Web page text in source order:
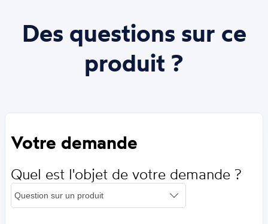
Des questions sur ce
produit ?
Votre demande
Quel est l'objet de votre demande ?